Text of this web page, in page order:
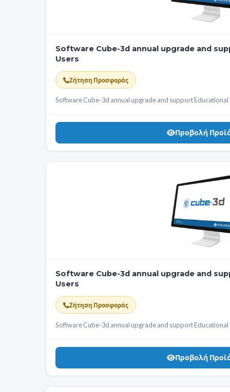
Software Cube-3d annual upgrade and
Users
Ζήτηση Προσφοράς
Software Cube-3d annual upgrade and support Educational
Προβολή
Software Cube-3d annual upgrade and
Users
Ζήτηση Προσφοράς
Software Cube-3d annual upgrade and support Educational
Προβολή